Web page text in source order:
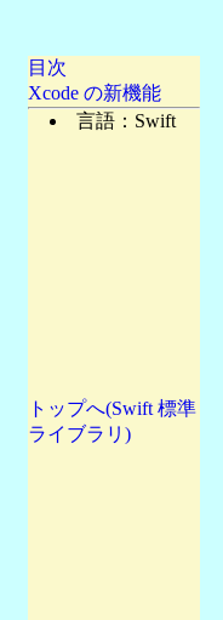
目次
Xcode の新機能
言語：Swift
トップへ(Swift 標準
ライブラリ)